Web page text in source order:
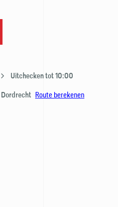
Uitchecken tot 10:00
Dordrecht Route berekenen